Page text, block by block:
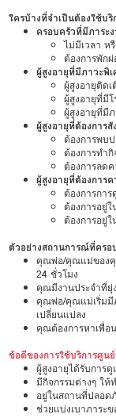
ใครบ้างที่จำเป็นต้องใช้บ
ครอบครัวที่มีภาระ
ไม่มีเวลา ห
ต้องการพัก
ผู้สูงอายุที่มีภาวะพิ
ผู้สูงอายุติดเ
ผู้สูงอายุที่มี
ผู้สูงอายุที่มี
ผู้สูงอายุที่ต้องการ
ต้องการพบ
ต้องการทำ
ต้องการลด
ผู้สูงอายุที่ต้องการ
ต้องการกา
ต้องการอยู่
ต้องการอยู่
ตัวอย่างสถานการณ์ที่คร
คุณพ่อ/คุณแม่ของคุ
24 ชั่วโมง
คุณมีงานประจำที่
คุณพ่อ/คุณแม่เริ่มมี
เปลี่ยนแปลง
คุณต้องการหาเพื่อ
ข้อดีของการใช้บริการศูน
ผู้สูงอายุได้รับการ
มีกิจกรรมต่างๆ ให้
อยู่ในสถานที่ปลอ
ช่วยแบ่งเบาภาระ